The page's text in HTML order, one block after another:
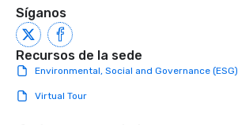
Síganos
Recursos de la sede
Environmental, Social and Governance (ESG)
Virtual Tour